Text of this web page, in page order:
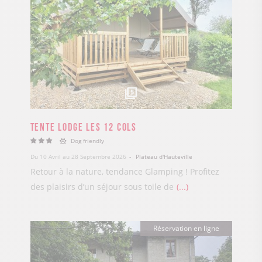
5
Tente Lodge Les 12 Cols
Dog friendly
Du 10 Avril au 28 Septembre 2026
Plateau d'Hauteville
Retour à la nature, tendance Glamping ! Profitez
des plaisirs d’un séjour sous toile de ...
Réservation en ligne